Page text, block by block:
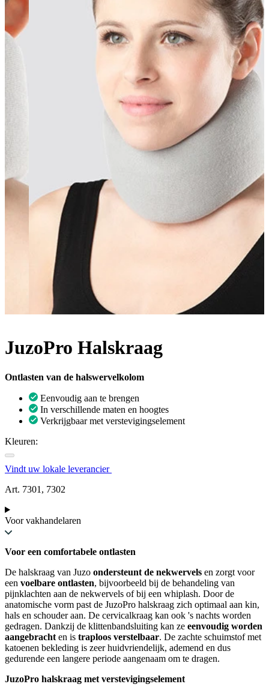
JuzoPro Halskraag
Ontlasten van de halswervelkolom
Eenvoudig aan te brengen
In verschillende maten en hoogtes
Verkrijgbaar met verstevigingselement
Kleuren:
Vindt uw lokale leverancier
Art. 7301, 7302
Voor vakhandelaren
Voor een comfortabele ontlasten
De halskraag van Juzo ondersteunt de nekwervels en zorgt voor
een voelbare ontlasten, bijvoorbeeld bij de behandeling van
pijnklachten aan de nekwervels of bij een whiplash. Door de
anatomische vorm past de JuzoPro halskraag zich optimaal aan kin,
hals en schouder aan. De cervicalkraag kan ook 's nachts worden
gedragen. Dankzij de klittenbandsluiting kan ze eenvoudig worden
aangebracht en is traploos verstelbaar. De zachte schuimstof met
katoenen bekleding is zeer huidvriendelijk, ademend en dus
gedurende een langere periode aangenaam om te dragen.
JuzoPro halskraag met verstevigingselement